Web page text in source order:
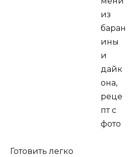
Готовить легко